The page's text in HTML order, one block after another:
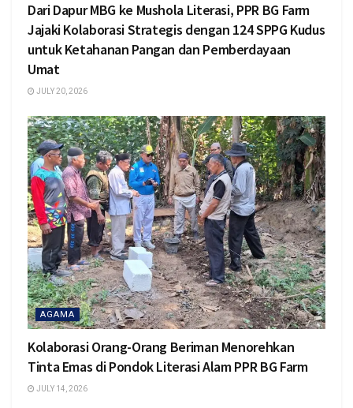
Dari Dapur MBG ke Mushola Literasi, PPR BG Farm
Jajaki Kolaborasi Strategis dengan 124 SPPG Kudus
untuk Ketahanan Pangan dan Pemberdayaan
Umat
JULY 20, 2026
AGAMA
Kolaborasi Orang-Orang Beriman Menorehkan
Tinta Emas di Pondok Literasi Alam PPR BG Farm
JULY 14, 2026